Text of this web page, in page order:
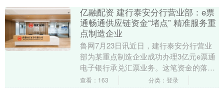
亿融配资 建行泰安分行营业部：e票
通畅通供应链资金“堵点” 精准服务重
点制造企业
鲁网7月23日讯近日，建行泰安分行营业
部为某重点制造企业成功办理3亿元e票通
电子银行承兑汇票业务。这笔资金的落
地，支撑了该企业上游原材料采购和上下
查看：163 分类：登录